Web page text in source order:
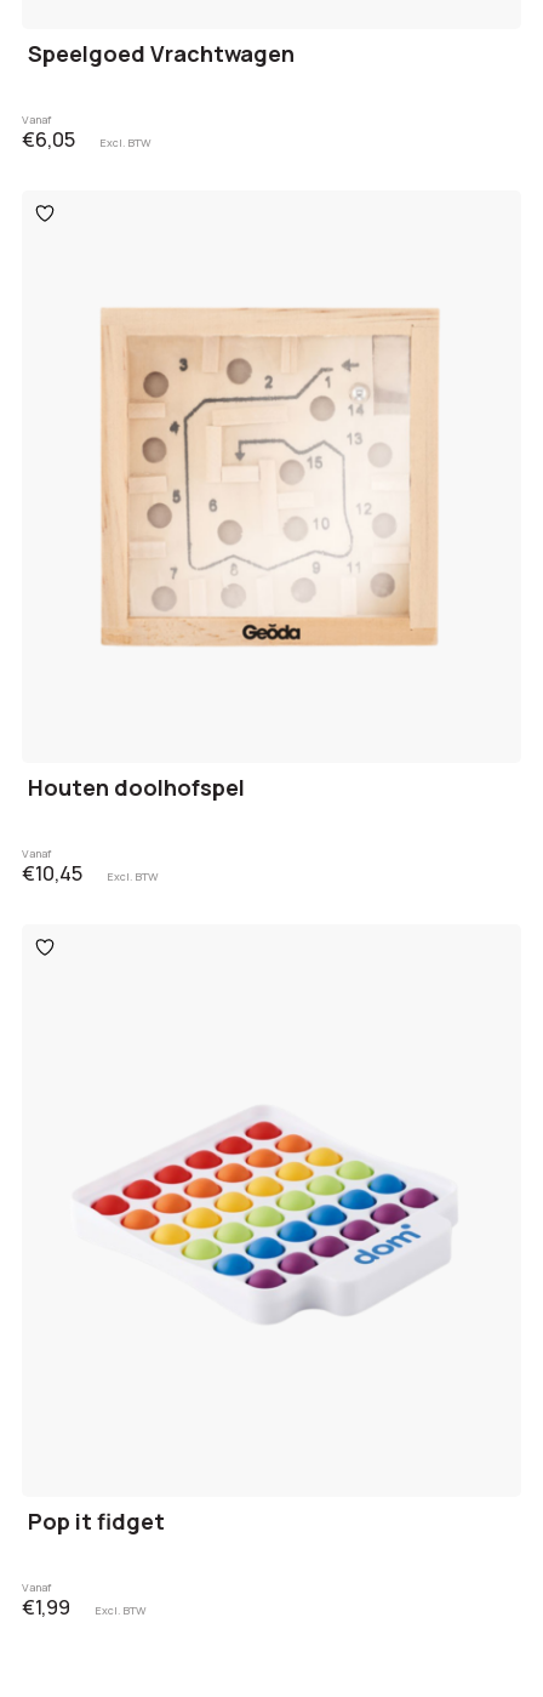
Speelgoed Vrachtwagen
Vanaf
€6,05 Excl. BTW
Toevoegen
aan
Houten doolhofspel
Vanaf
€10,45 Excl. BTW
Toevoegen
aan
Pop it fidget
Vanaf
€1,99 Excl. BTW